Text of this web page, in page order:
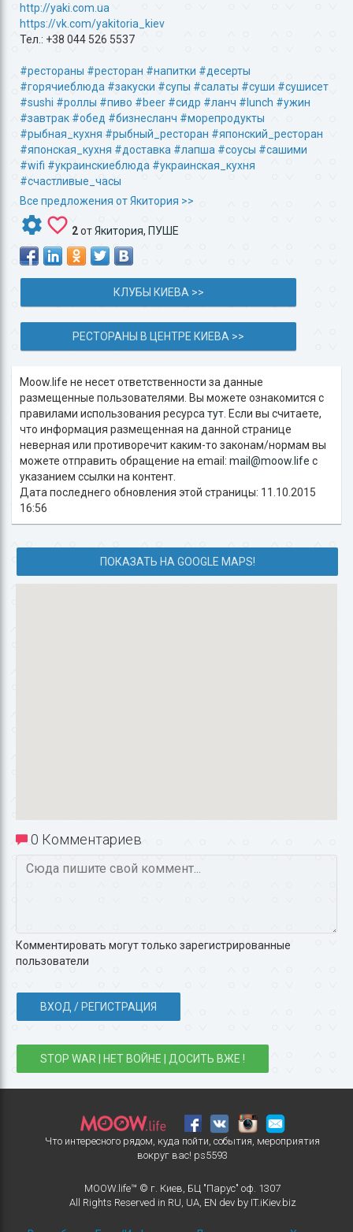
http://yaki.com.ua
https://vk.com/yakitoria_kiev
Тел.: +38 044 526 5537
#рестораны #ресторан #напитки #десерты
#горячиеблюда #закуски #супы #салаты #суши #сушисет
#sushi #роллы #пиво #beer #сидр #ланч #lunch #ужин
#завтрак #обед #бизнесланч #морепродукты
#рыбная_кухня #рыбный_ресторан #японский_ресторан
#японская_кухня #доставка #лапша #соусы #сашими
#wifi #украинскиеблюда #украинская_кухня
#счастливые_часы
Все предложения от Якитория >>
2отЯкитория, ПУШЕ
КЛУБЫ КИЕВА >>
РЕСТОРАНЫ В ЦЕНТРЕ КИЕВА >>
Moow.life не несет ответственности за данные
размещенные пользователями. Вы можете ознакомится с
правилами использования ресурса тут . Если вы считаете,
что информация размещенная на данной странице
неверная или противоречит каким-то законам/нормам вы
можете отправить обращение на email: mail@moow.life c
указанием ссылки на контент.
Дата последнего обновления этой страницы: 11.10.2015
16:56
ПОКАЗАТЬ НА GOOGLE MAPS!
0 Комментариев
Комментировать могут только зарегистрированные
пользователи
ВХОД / РЕГИСТРАЦИЯ
STOP WAR | НЕТ ВОЙНЕ | ДОСИТЬ ВЖЕ !
Что интересного рядом, куда пойти, события, мероприятия
вокруг вас! ps5593
MOOW.life™ © г. Киев, БЦ "Парус" оф. 1307
All Rights Reserved in RU UA, EN dev by IT.iKiev.biz